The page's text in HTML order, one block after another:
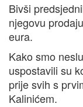
Bivši
njegovu
eura.
Kako smo
uspostavili su
prije svih s
Kalinićem.